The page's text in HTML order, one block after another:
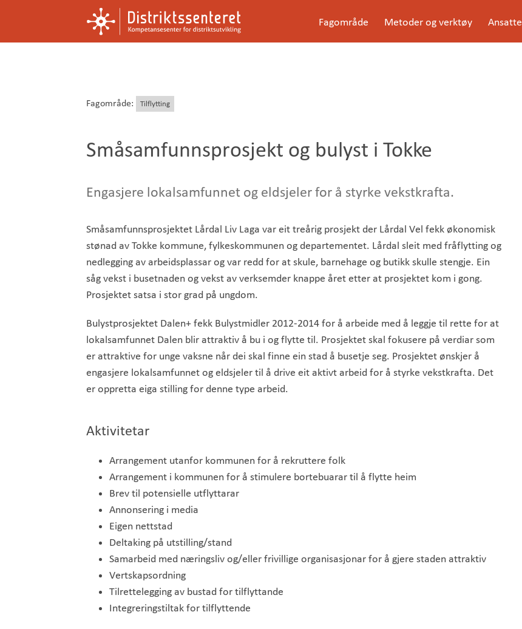
Distriktssenteret
Kompetansesenter
for
å
d
e
Fagområde Metoder og verktøy Ansatte
Fagområde: Tilflytting
Småsamfunnsprosjekt og bulyst i Tokke
Engasjere lokalsamfunnet og eldsjeler for å styrke vekstkrafta.
Småsamfunnsprosjektet Lårdal Liv Laga var eit treårig prosjekt der Lårdal Vel fekk økonomisk
stønad av Tokke kommune, fylkeskommunen og departementet. Lårdal sleit med fråflytting og
nedlegging av arbeidsplassar og var redd for at skule, barnehage og butikk skulle stengje. Ein
såg vekst i busetnaden og vekst av verksemder knappe året etter at prosjektet kom i gong.
Prosjektet satsa i stor grad på ungdom.
Bulystprosjektet Dalen+ fekk Bulystmidler 2012-2014 for å arbeide med å leggje til rette for at
lokalsamfunnet Dalen blir attraktiv å bu i og flytte til. Prosjektet skal fokusere på verdiar som
er attraktive for unge vaksne når dei skal finne ein stad å busetje seg. Prosjektet ønskjer å
engasjere lokalsamfunnet og eldsjeler til å drive eit aktivt arbeid for å styrke vekstkrafta. Det
er oppretta eiga stilling for denne type arbeid.
Aktivitetar
Arrangement utanfor kommunen for å rekruttere folk
Arrangement i kommunen for å stimulere bortebuarar til å flytte heim
Brev til potensielle utflyttarar
Annonsering i media
Eigen nettstad
Deltaking på utstilling/stand
Samarbeid med næringsliv og/eller frivillige organisasjonar for å gjere staden attraktiv
Vertskapsordning
Tilrettelegging av bustad for tilflyttande
Integreringstiltak for tilflyttende